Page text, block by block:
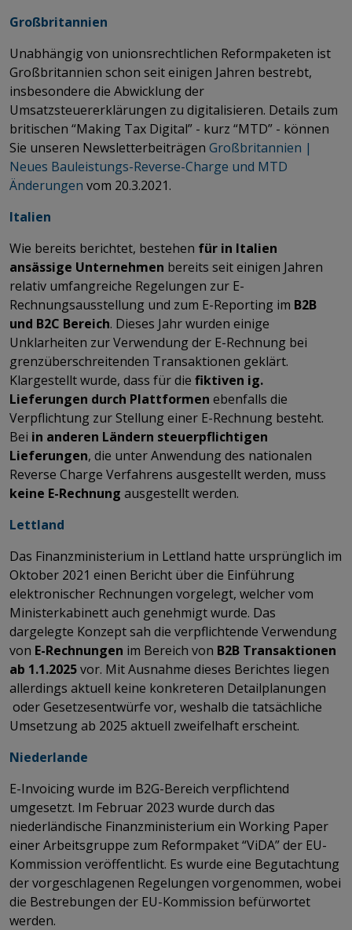
Großbritannien
Unabhängig von unionsrechtlichen Reformpaketen ist
Großbritannien schon seit einigen Jahren bestrebt,
insbesondere die Abwicklung der
Umsatzsteuererklärungen zu digitalisieren. Details zum
britischen “Making Tax Digital” - kurz “MTD” - können
Sie unseren Newsletterbeiträgen Großbritannien |
Neues Bauleistungs-Reverse-Charge und MTD
Änderungen vom 20.3.2021.
Italien
Wie bereits berichtet, bestehen für in Italien
ansässige Unternehmen bereits seit einigen Jahren
relativ umfangreiche Regelungen zur E-
Rechnungsausstellung und zum E-Reporting im B2B
und B2C Bereich. Dieses Jahr wurden einige
Unklarheiten zur Verwendung der E-Rechnung bei
grenzüberschreitenden Transaktionen geklärt.
Klargestellt wurde, dass für die fiktiven ig.
Lieferungen durch Plattformen ebenfalls die
Verpflichtung zur Stellung einer E-Rechnung besteht.
Bei in anderen Ländern steuerpflichtigen
Lieferungen, die unter Anwendung des nationalen
Reverse Charge Verfahrens ausgestellt werden, muss
keine E-Rechnung ausgestellt werden.
Lettland
Das Finanzministerium in Lettland hatte ursprünglich im
Oktober 2021 einen Bericht über die Einführung
elektronischer Rechnungen vorgelegt, welcher vom
Ministerkabinett auch genehmigt wurde. Das
dargelegte Konzept sah die verpflichtende Verwendung
von E-Rechnungen im Bereich von B2B Transaktionen
ab 1.1.2025vor. Mit Ausnahme dieses Berichtes liegen
allerdings aktuell keine konkreteren Detailplanungen
oder Gesetzesentwürfe vor, weshalb die tatsächliche
Umsetzung ab 2025 aktuell zweifelhaft erscheint.
Niederlande
E-Invoicing wurde im B2G-Bereich verpflichtend
umgesetzt. Im Februar 2023 wurde durch das
niederländische Finanzministerium ein Working Paper
einer Arbeitsgruppe zum Reformpaket “ViDA” der EU-
Kommission veröffentlicht. Es wurde eine Begutachtung
der vorgeschlagenen Regelungen vorgenommen, wobei
die Bestrebungen der EU-Kommission befürwortet
werden.